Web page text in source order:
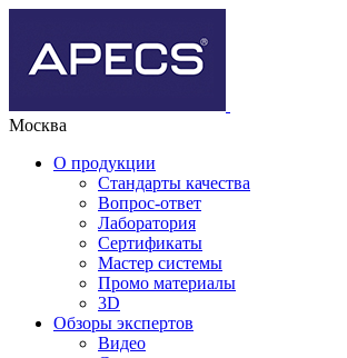
Москва
О продукции
Стандарты качества
Вопрос-ответ
Лаборатория
Сертификаты
Мастер системы
Промо материалы
3D
Обзоры экспертов
Видео